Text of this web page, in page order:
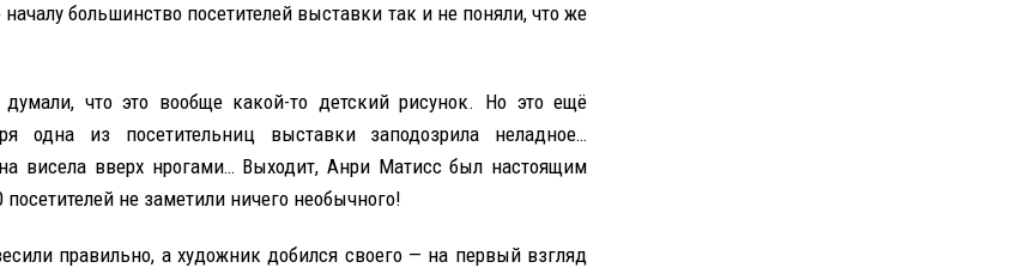
большинство посетителей выставки так и не поняли, что же
думали, что это вообще какой-то детский рисунок. Но это ещё
одна из посетительниц выставки заподозрила неладное…
висела вверх нрогами… Выходит, Анри Матисс был настоящим
посетителей не заметили ничего необычного!
правильно, а художник добился своего — на первый взгляд